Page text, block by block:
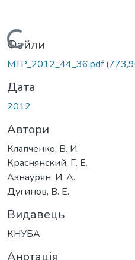
Вантажиться...
Файли
MTP_2012_44_36.pdf
Дата
2012
Автори
Клапченко, В. И.
Краснянский, Г. Е.
Азнаурян, И. А.
Дугинов, В. Е.
Видавець
КНУБА
Анотація